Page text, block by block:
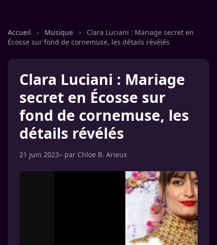
Accueil › Musique ›
Clara Luciani : Mariage secret en
Écosse sur fond de cornemuse, les détails révélés
Clara Luciani : Mariage
secret en Écosse sur
fond de cornemuse, les
détails révélés
21 juin 2023– par Chloe B. Arieux